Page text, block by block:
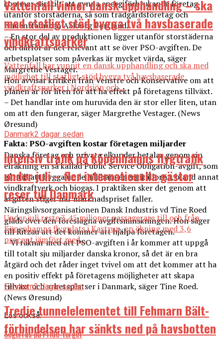
kommer särskilt att gynna energiförbrukande företag
utanför storstäderna, så som trädgårdsföretag och
cementfabriken Aalborg Portland.
– En stor del av produktionen ligger utanför storstäderna
och därför är det relevant att se över PSO-avgiften. De
arbetsplatser som påverkas är mycket värda, säger
Margrethe Vestager.
Hon avvisar kritiken från Venstre och Konservative om att
planen är för liten för att ha effekt på företagens tillväxt.
– Det handlar inte om huruvida den är stor eller liten, utan
om att den fungerar, säger Margrethe Vestager. (News
Øresund)
Fakta: PSO-avgiften kostar företagen miljarder
Danska företag och privata elkunder betalar genom sin
elräkning en så kallad Public Service Obligation-avgift, som
går till att bygga ut de hållbara energikällorna, bland annat
vindkraftverk och biogas. I praktiken sker det genom att
avgiften stiger när marknadspriset faller.
Näringslivsorganisationen Dansk Industris vd Tine Roed
gläds över den föreslagna avgiftsminskningen. Hon säger
till Ritzau att det kommer att hjälpa företagen.
– Vi räknar med att PSO-avgiften i år kommer att uppgå
till totalt sju miljarder danska kronor, så det är en bra
åtgärd och det råder inget tvivel om att det kommer att ha
en positiv effekt på företagens möjligheter att skapa
tillväxt och arbetsplatser i Danmark, säger Tine Roed.
(News Øresund)
Läs också:
Segerrus på Pride-torget
Vattenfall vinner dansk upphandling – ska
med statligt stöd bygga två havsbaserade
vindkraftsparker
Vattenfall har vunnit en dansk upphandling och ska med
möjlighet till statligt stöd bygga två havsbaserade
vindkraftsparker i Nordsjön och...
Danmark2 dagar sedan
Intensiv trafik på Köpenhamns flygtrafik
under juli – fler internationella gäster
reser till Danmark
Under juli reste 3,45 miljoner passagerare till och från
Köpenhamns flygplats i Kastrup, en ökning med 3,6
procent jämfört med...
Fehmarn3 dagar sedan
Tredje tunnelelementet till Fehmarn Bält-
förbindelsen har sänkts ned på havsbotten